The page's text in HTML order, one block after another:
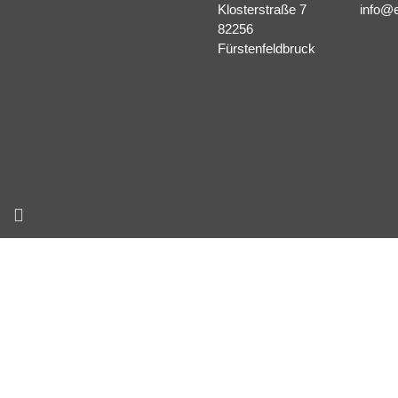
Klosterstraße 7
82256
Fürstenfeldbruck